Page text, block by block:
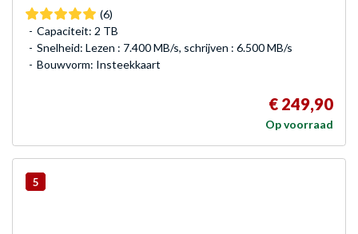
(6)
Capaciteit: 2 TB
Snelheid: Lezen : 7.400 MB/s, schrijven : 6.500 MB/s
Bouwvorm: Insteekkaart
€ 249,90
Op voorraad
5